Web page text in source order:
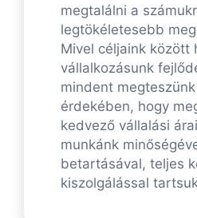
megtalálni a
legtökéletesebb
Mivel céljaink között
vállalkozásunk
mindent
érdekében, hogy
kedvező vállalási
munkánk
betartásával, teljes
kiszolgálással